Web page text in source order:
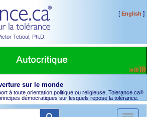
Teboul, Ph.D.
[English ]
sur le monde
à toute orientation politique ou religieuse, Tolerance.ca®
démocratiques sur lesquels repose la tolérance.